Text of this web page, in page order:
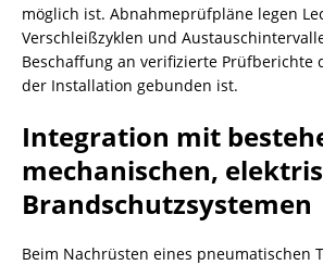
möglich ist. Abnahmeprüfpläne legen
Verschleißzyklen und
Beschaffung an verifizierte Prüfberichte
der Installation gebunden ist.
Integration mit
mechanischen,
Brandschutzsystemen
Beim Nachrüsten eines pneumatischen